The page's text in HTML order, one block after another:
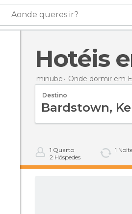
Aonde queres ir?
Hotéis
minube Onde dormir em
Destino
1 Quarto
2 Hóspedes
1